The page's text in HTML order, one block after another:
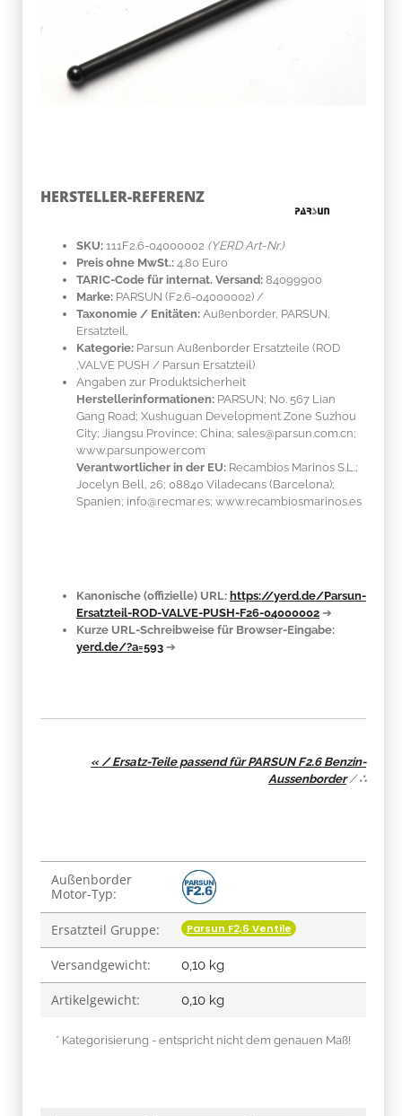
HERSTELLER-REFERENZ
SKU: 111F2.6-04000002 (YERD Art-Nr.)
Preis ohne MwSt.: 4.80 Euro
TARIC-Code für internat. Versand: 84099900
Marke: PARSUN (F2.6-04000002) /
Taxonomie / Enitäten: Außenborder, PARSUN,
Ersatzteil,
Kategorie: Parsun Außenborder Ersatzteile (ROD
,VALVE PUSH / Parsun Ersatzteil)
Angaben zur Produktsicherheit
Herstellerinformationen: PARSUN; No. 567 Lian
Gang Road; Xushuguan Development Zone Suzhou
City; Jiangsu Province; China; sales@parsun.com.cn;
www.parsunpower.com
Verantwortlicher in der EU: Recambios Marinos S.L.;
Jocelyn Bell, 26; 08840 Viladecans (Barcelona);
Spanien; info@recmar.es; www.recambiosmarinos.es
Kanonische (offizielle) URL: https://yerd.de/Parsun-
Ersatzteil-ROD-VALVE-PUSH-F26-04000002 ➔
Kurze URL-Schreibweise für Browser-Eingabe:
yerd.de/?a=593 ➔
« / Ersatz-Teile passend für PARSUN F2.6 Benzin-
Aussenborder/∴
Produkteigenschaft
Wert
Außenborder
Motor-Typ:
Ersatzteil Gruppe: Parsun F2,6 Ventile
Versandgewicht: 0,10 kg
Artikelgewicht: 0,10 kg
* Kategorisierung - entspricht nicht dem genauen Maß!